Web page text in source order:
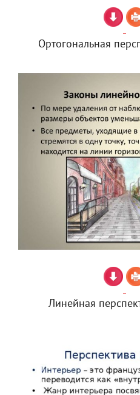
Ортогональная
Линейная